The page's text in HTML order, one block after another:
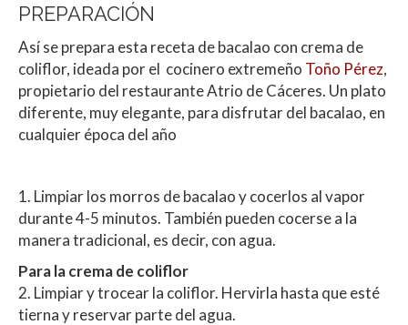
PREPARACIÓN
Así se prepara esta receta de bacalao con crema de
coliflor, ideada por el cocinero extremeño Toño Pérez,
propietario del restaurante Atrio de Cáceres. Un plato
diferente, muy elegante, para disfrutar del bacalao, en
cualquier época del año
1. Limpiar los morros de bacalao y cocerlos al vapor
durante 4-5 minutos. También pueden cocerse a la
manera tradicional, es decir, con agua.
Para la crema de coliflor
2. Limpiar y trocear la coliflor. Hervirla hasta que esté
tierna y reservar parte del agua.